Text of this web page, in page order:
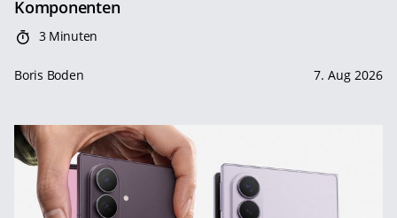
Komponenten
3 Minuten
Boris Boden 7. Aug 2026